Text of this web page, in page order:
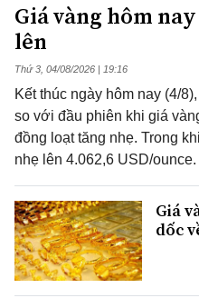
Giá vàng hôm
lên
Thứ 3, 04/08/2026 | 19:16
Kết thúc ngày hôm nay (4/
so với đầu phiên khi giá
đồng loạt tăng nhẹ. Trong
nhẹ lên 4.062,6 USD/ounce.
Giá
dốc